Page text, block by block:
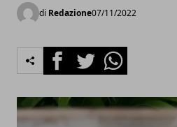
di Redazione07/11/2022
FacebookTwitterWhatsapp